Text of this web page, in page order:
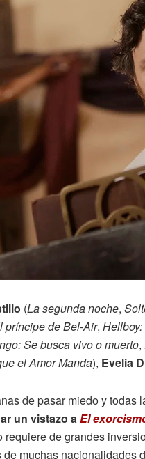
(La segunda noche,
príncipe de Bel-Air,
Se busca vivo o muerto,
el Amor Manda), Evelia
de pasar miedo y
un vistazo aEl
de grandes
muchas nacionalidades